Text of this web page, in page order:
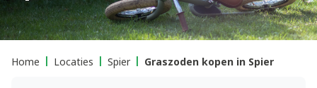
Home Locaties Spier Graszoden kopen in Spier